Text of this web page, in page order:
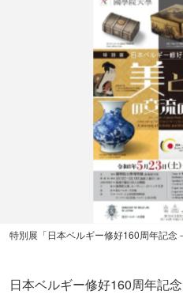
特別展「日本ベルギー修好160周年記念
日本ベルギー修好160周年記念